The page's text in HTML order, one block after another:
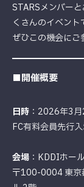
STARSメンバー
くさんのイベント
ぜひこの機会にご
■開催概要
日時 ：2026年3月
FC有料会員先行
会場 ：KDDIホール
〒100-0004 東京